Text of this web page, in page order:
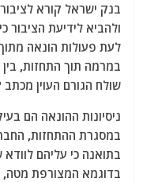
בנק ישראל קורא
ולהביא לידיעת הציבור
לעת פעולות הונאה
במרמה תוך התחזות,
שולח הגורם העוין
ניסיונות ההונאה הם
במסגרת ההתחזות,
בתואנה כי עליהם
בדוגמא המצורפת